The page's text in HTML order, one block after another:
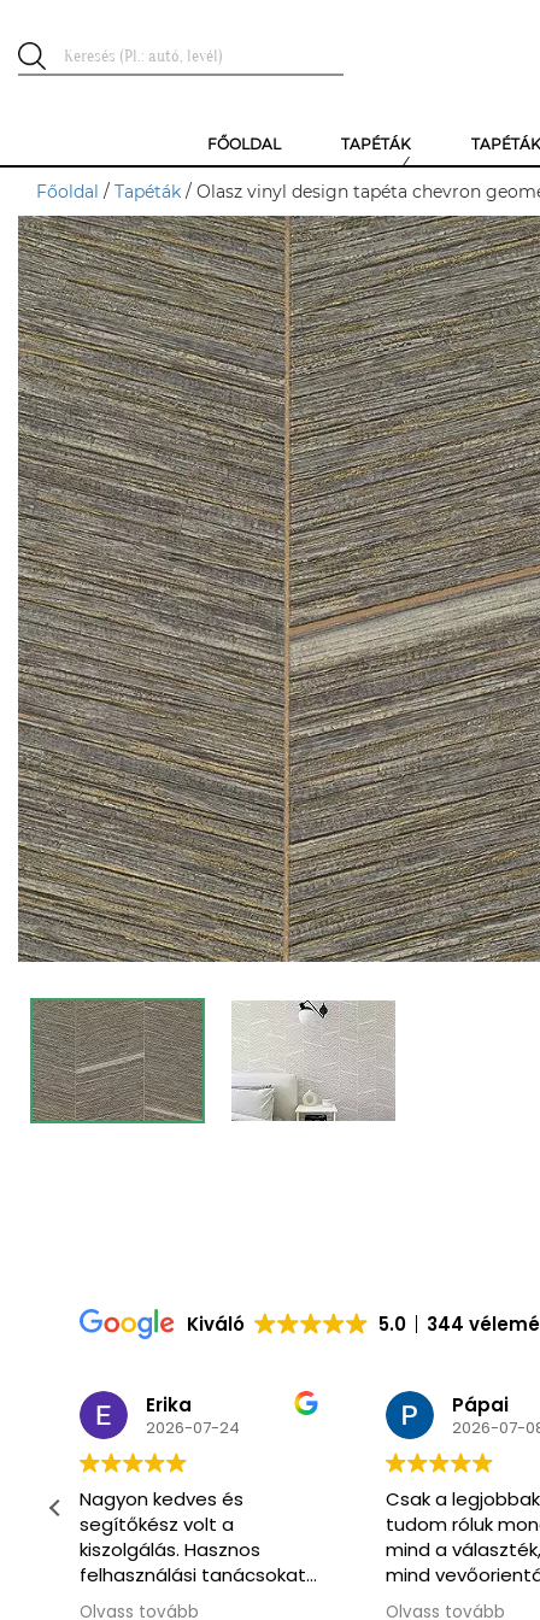
FŐOLDAL TAPÉTÁK
Főoldal / Tapéták / Olasz vinyl design tapéta chevron
Kiváló 5.0 344
Pápai
2026-07-08
Csak a legjobbakat
tudom róluk mondani
mind a választék,
mind vevőorientáltság
téren.
Olvass tovább
Csaba
2026-07-
Már másodszor
vásároltunk itt.
Óriási választék és
hozzáértő
kiszolgálás.
Olvass tovább